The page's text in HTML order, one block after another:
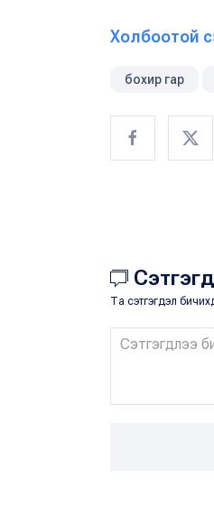
Холбоотой
бохир гар
Та сэтгэгдэл